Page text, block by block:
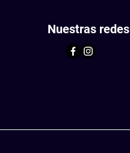
Nuestras redes